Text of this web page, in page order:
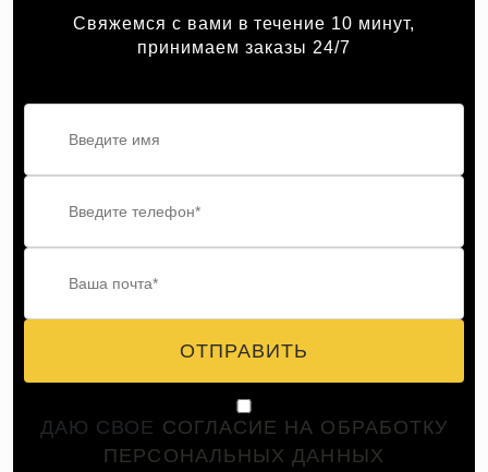
Свяжемся с вами в течение 10 минут,
принимаем заказы 24/7
ОТПРАВИТЬ
ДАЮ СВОЕ СОГЛАСИЕ НА ОБРАБОТКУ
ПЕРСОНАЛЬНЫХ ДАННЫХ